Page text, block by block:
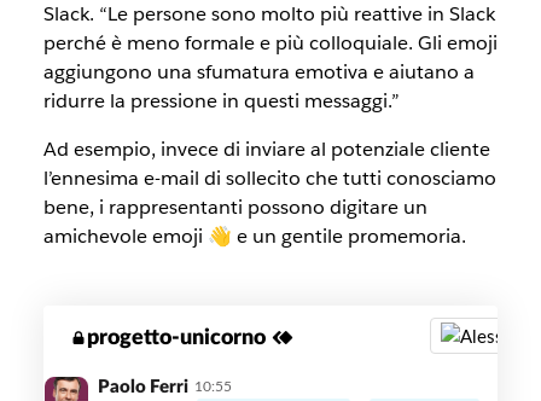
Slack. “Le persone sono molto più reattive in Slack
perché è meno formale e più colloquiale. Gli emoji
aggiungono una sfumatura emotiva e aiutano a
ridurre la pressione in questi messaggi.”
Ad esempio, invece di inviare al potenziale cliente
l’ennesima e-mail di sollecito che tutti conosciamo
bene, i rappresentanti possono digitare un
amichevole emoji 👋 e un gentile promemoria.
sellingprogetto-unicorno
Paolo Ferri 10:55